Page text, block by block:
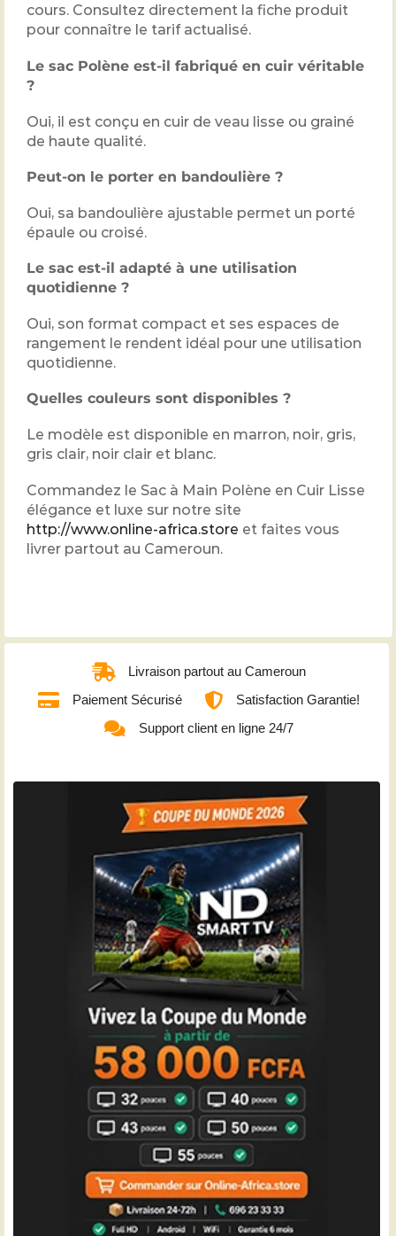
cours. Consultez directement la fiche produit
pour connaître le tarif actualisé.
Le sac Polène est-il fabriqué en cuir véritable
?
Oui, il est conçu en cuir de veau lisse ou grainé
de haute qualité.
Peut-on le porter en bandoulière ?
Oui, sa bandoulière ajustable permet un porté
épaule ou croisé.
Le sac est-il adapté à une utilisation
quotidienne ?
Oui, son format compact et ses espaces de
rangement le rendent idéal pour une utilisation
quotidienne.
Quelles couleurs sont disponibles ?
Le modèle est disponible en marron, noir, gris,
gris clair, noir clair et blanc.
Commandez le Sac à Main Polène en Cuir Lisse
élégance et luxe sur notre site
http://www.online-africa.store et faites vous
livrer partout au Cameroun.
Livraison partout au Cameroun
Paiement Sécurisé
Satisfaction Garantie!
Support client en ligne 24/7